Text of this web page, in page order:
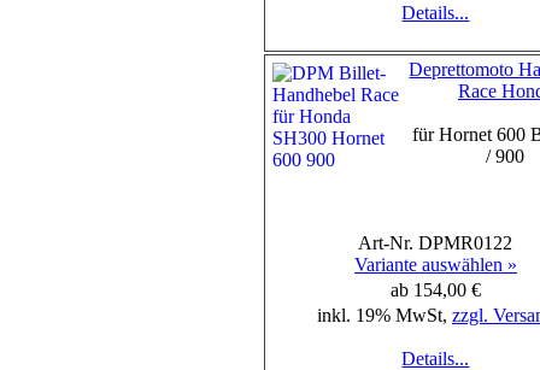
Details...
Deprettomoto
Race
für Hornet 600
/ 900
Art-Nr. DPMR0122
Variante auswählen »
ab 154,00 €
inkl. 19% MwSt, zzgl.
Details...